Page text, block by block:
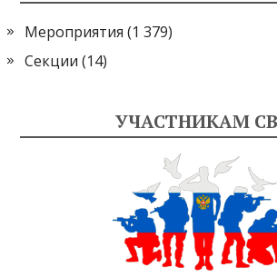
Мероприятия (1 379)
Секции (14)
УЧАСТНИКАМ